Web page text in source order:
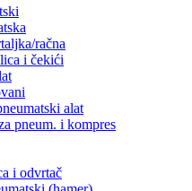
račna
i čekići
alat
pneum. i kompres
i odvrtač